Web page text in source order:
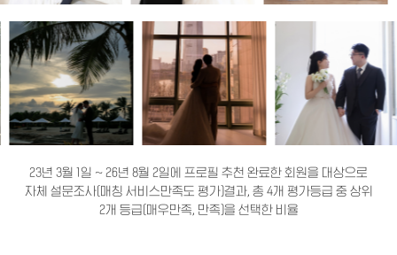
23년 3월 1일 ~ 26년 8월 2일에 프로필 추천 완료한 회원을 대상으로
자체 설문조사(매칭 서비스만족도 평가)결과, 총 4개 평가등급 중 상위
2개 등급(매우만족, 만족)을 선택한 비율